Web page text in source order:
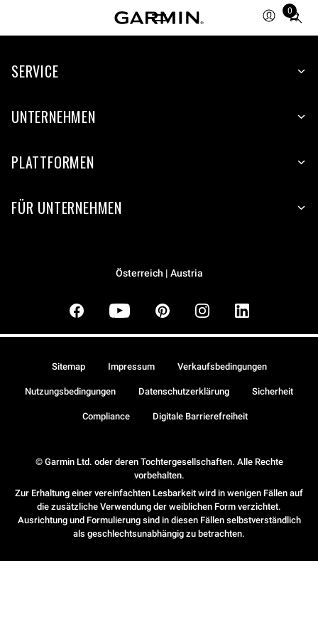
0
Total
items
cart:
SERVICE
UNTERNEHMEN
PLATTFORMEN
FÜR UNTERNEHMEN
Österreich | Austria
© Garmin Ltd. oder deren Tochtergesellschaften. Alle Rechte
vorbehalten.
Zur Erhaltung einer vereinfachten Lesbarkeit wird in wenigen Fällen auf
die zusätzliche Verwendung der weiblichen Form verzichtet.
Ausrichtung und Formulierung sind in diesen Fällen selbstverständlich
als geschlechtsunabhängig zu betrachten.
Sitemap Impressum Verkaufsbedingungen
Nutzungsbedingungen Datenschutzerklärung Sicherheit
Compliance Digitale Barrierefreiheit